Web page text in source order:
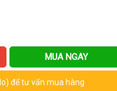
MUA NGAY
để tư vấn mua hàng